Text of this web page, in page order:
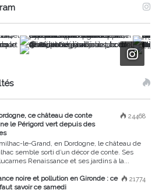
24468
ce château de conte
le Périgord vert depuis des
le-Grand, en Dordogne, le château de
semble sorti d’un décor de conte. Ses
Renaissance et ses jardins à la...
21774
noire et pollution en Gironde : ce
savoir ce samedi